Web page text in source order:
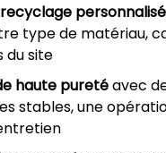
type de matériau,
du site
haute puretéavec
stables, une